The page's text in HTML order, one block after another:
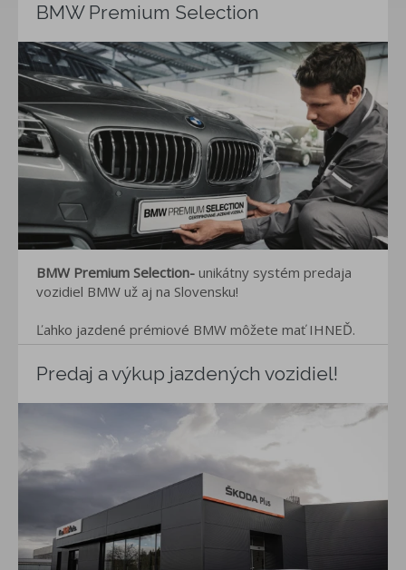
BMW Premium Selection
BMW Premium Selection- unikátny systém predaja
vozidiel BMW už aj na Slovensku!
Ľahko jazdené prémiové BMW môžete mať IHNEĎ.
Predaj a výkup jazdených vozidiel!